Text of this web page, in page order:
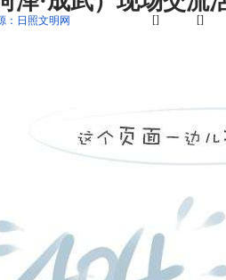
：日照文明网 [] []